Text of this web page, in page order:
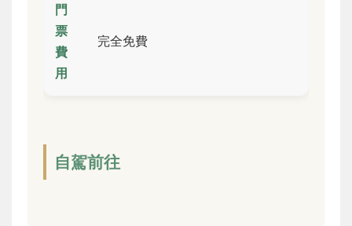
門
票
費
用
完全免費
自駕前往